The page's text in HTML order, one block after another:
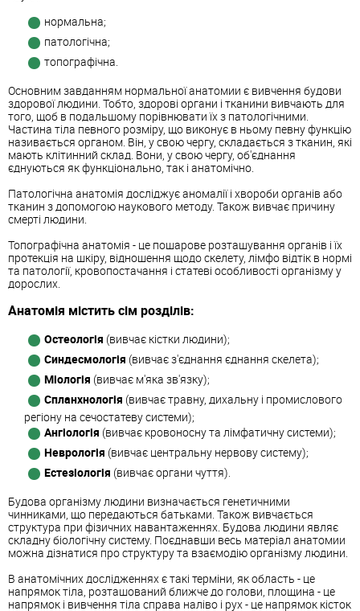
нормальна;
патологічна;
топографічна.
Основним завданням нормальної анатомии є вивчення будови
здорової людини. Тобто, здорові органи і тканини вивчають для
того, щоб в подальшому порівнювати їх з патологічними.
Частина тіла певного розміру, що виконує в ньому певну функцію
називається органом. Він, у свою чергу, складається з тканин, які
мають клітинний склад. Вони, у свою чергу, об'єднання
єднуються як функціонально, так і анатомічно.
Патологічна анатомія досліджує аномалії і хвороби органів або
тканин з допомогою наукового методу. Також вивчає причину
смерті людини.
Топографічна анатомія - це пошарове розташування органів і їх
протекція на шкіру, відношення щодо скелету, лімфо відтік в нормі
та патології, кровопостачання і статеві особливості організму у
дорослих.
Анатомія містить сім розділів:
Остеологія (вивчає кістки людини);
Синдесмологія (вивчає з'єднання єднання скелета);
Міологія (вивчає м'яка зв'язку);
Спланхнологія (вивчає травну, дихальну і промислового
регіону на сечостатеву системи);
Ангіологія (вивчає кровоносну та лімфатичну системи);
Неврологія (вивчає центральну нервову систему);
Естезіологія (вивчає органи чуття).
Будова організму людини визначається генетичними
чинниками, що передаються батьками. Також вивчається
структура при фізичних навантаженнях. Будова людини являє
складну біологічну систему. Поєднавши весь матеріал анатомии
можна дізнатися про структуру та взаємодію організму людини.
В анатомічних дослідженнях є такі терміни, як область - це
напрямок тіла, розташований ближче до голови, площина - це
напрямок і вивчення тіла справа наліво і рух - це напрямок кісток